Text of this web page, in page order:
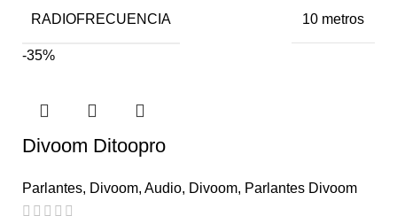
RADIOFRECUENCIA 10 metros
-35%
Divoom Ditoopro
Parlantes, Divoom, Audio, Divoom, Parlantes Divoom